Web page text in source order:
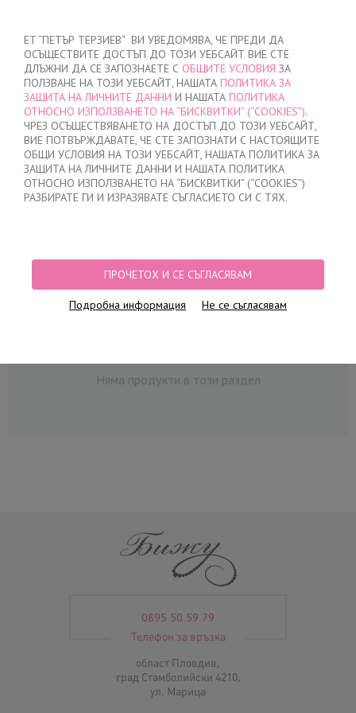
ET “ПЕТЪР ТЕРЗИЕВ“ ВИ УВЕДОМЯВА, ЧЕ ПРЕДИ ДА
ОСЪЩЕСТВИТЕ ДОСТЪП ДО ТОЗИ УЕБСАЙТ ВИЕ СТЕ
ДЛЪЖНИ ДА СЕ ЗАПОЗНАЕТЕ С ОБЩИТЕ УСЛОВИЯ ЗА
ПОЛЗВАНЕ НА ТОЗИ УЕБСАЙТ, НАШАТА ПОЛИТИКА ЗА
ЗАЩИТА НА ЛИЧНИТЕ ДАННИ И НАШАТА ПОЛИТИКА
ОТНОСНО ИЗПОЛЗВАНЕТО НА “БИСКВИТКИ” (“COOKIES”).
ЧРЕЗ ОСЪЩЕСТВЯВАНЕТО НА ДОСТЪП ДО ТОЗИ УЕБСАЙТ,
ВИЕ ПОТВЪРЖДАВАТЕ, ЧЕ СТЕ ЗАПОЗНАТИ С НАСТОЯЩИТЕ
ОБЩИ УСЛОВИЯ НА ТОЗИ УЕБСАЙТ, НАШАТА ПОЛИТИКА ЗА
ЗАЩИТА НА ЛИЧНИТЕ ДАННИ И НАШАТА ПОЛИТИКА
ОТНОСНО ИЗПОЛЗВАНЕТО НА “БИСКВИТКИ” (“COOKIES”)
РАЗБИРАТЕ ГИ И ИЗРАЗЯВАТЕ СЪГЛАСИЕТО СИ С ТЯХ.
ПРОЧЕТОХ И СЕ СЪГЛАСЯВАМ
Подробна информация Не се съгласявам
МОЯТА ПОРЪЧКА
няма добавени продукти
НАЧАЛО / ДАМСКО / БЕЛЬО / КОМПЛЕКТИ
Разнообразие от дамски комплекти произведени в България.
Сутиени с бразилиани, вълнени дамски комплекти, потници с
презрамки и боксерки.
Няма продукти в този раздел
0895 50 59 79
Телефон за връзка
област Пловдив,
град Стамболийски 4210,
ул. Марица